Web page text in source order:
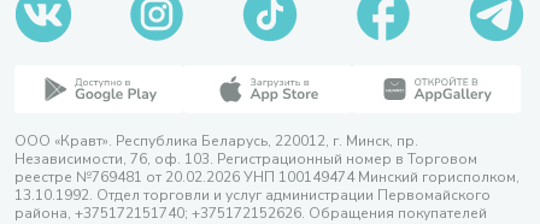
ООО «Кравт». Республика Беларусь, 220012, г. Минск, пр.
Независимости, 76, оф. 103. Регистрационный номер в Торговом
реестре №769481 от 20.02.2026 УНП 100149474 Минский горисполком,
13.10.1992. Отдел торговли и услуг администрации Первомайского
района, +375172151740; +375172152626. Обращения покупателей